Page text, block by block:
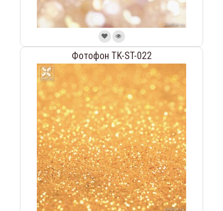
Фотофон TK-ST-022